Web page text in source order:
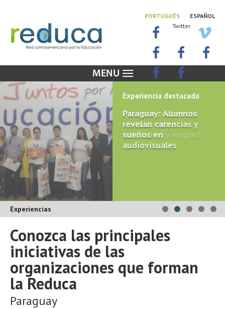
ESPAÑOL
PORTUGUÊS
Twitter
Experiencias
Experiencia destacada
Paraguay: Alumnos
revelan carencias y
sueños en
audiovisuales
Conozca las principales
iniciativas de las
organizaciones que forman
la Reduca
Paraguay